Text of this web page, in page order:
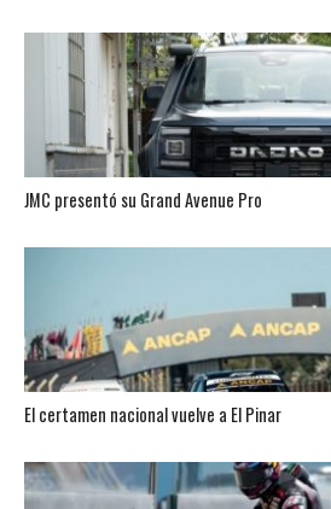
JMC presentó su Grand Avenue Pro
El certamen nacional vuelve a El Pinar